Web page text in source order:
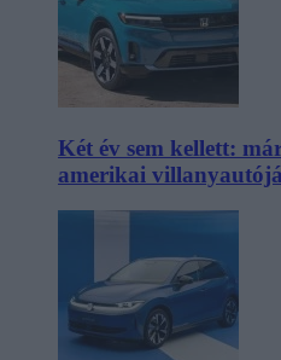
Két év sem kellett:
amerikai